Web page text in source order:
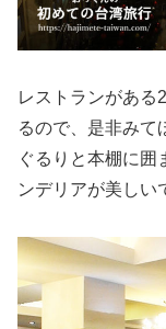
レストランがある
るので、是非みて
ぐるりと本棚に囲
ンデリアが美しい